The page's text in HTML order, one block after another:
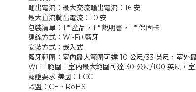
輸出電流：最大交流輸出電流：16 安
最大直流輸出電流：10 安
包裝清單：1 * 產品，1 * 說明書，1 * 保固卡
連線方式：Wi-Fi+藍牙
安裝方式：嵌入式
藍牙範圍：室內最大範圍可達 10 公尺/33 英尺，室外
Wi-Fi 範圍：室內最大範圍可達 30 公尺/100 英尺，
認證要求 美國：FCC
歐盟：CE、RoHS